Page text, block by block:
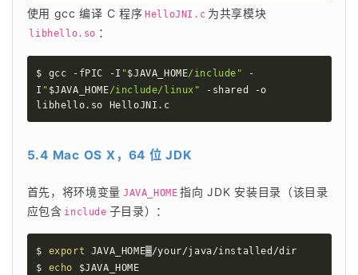
使用 gcc 编译 C 程序 HelloJNI.c 为共享模块
libhello.so ：
$ gcc -fPIC -I "$JAVA_HOME/include"
-
I " $JAVA_HOME/include/linux"
-shared -o
libhello.so HelloJNI.c
5.4 Mac OS X，64 位 JDK
首先，将环境变量 JAVA_HOME 指向 JDK 安装目录（该目录
应包含 include 子目录）：
$ export JAVA_HOME=/your/java/installed/dir
$ echo $JAVA_HOME